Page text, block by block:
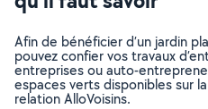
Afin de bénéficier d’un jardin
pouvez confier vos travaux
entreprises ou auto-
espaces verts disponibles sur
relation AlloVoisins.